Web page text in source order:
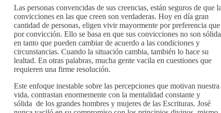
Las personas convencidas de sus creencias, están seguros de que
convicciones en las que creen son verdaderas. Hoy en día gran
cantidad de personas, eligen vivir mayormente por preferencia que
por convicción. Ello se basa en que sus convicciones no son
en tanto que pueden cambiar de acuerdo a las condiciones y
circunstancias. Cuando la situación cambia, también lo hace su
lealtad. En otras palabras, mucha gente vacila en cuestiones que
requieren una firme resolución.
Este enfoque inestable sobre las percepciones que motivan nuestra
vida, contrastan enormemente con la mentalidad constante y
sólida de los grandes hombres y mujeres de las Escrituras. José